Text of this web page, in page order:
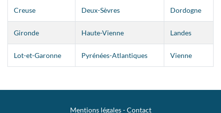
Creuse Deux-Sèvres Dordogne
Gironde Haute-Vienne Landes
Lot-et-Garonne Pyrénées-Atlantiques Vienne
Mentions légales-Contact